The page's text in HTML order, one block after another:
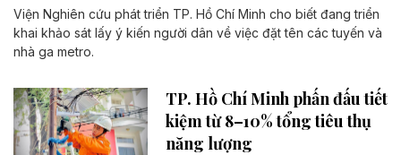
Viện Nghiên cứu phát triển TP. Hồ Chí Minh cho biết đang triển
khai khảo sát lấy ý kiến người dân về việc đặt tên các tuyến và
nhà ga metro.
TP. Hồ Chí Minh phấn đấu tiết
kiệm từ 8–10% tổng tiêu thụ
năng lượng